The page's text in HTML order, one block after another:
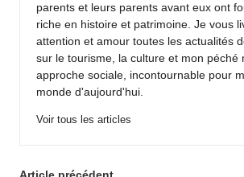
parents et leurs parents avant eux ont
riche en histoire et patrimoine. Je vous
attention et amour toutes les actualités
sur le tourisme, la culture et mon péché
approche sociale, incontournable pour
monde d'aujourd'hui.
Voir tous les articles